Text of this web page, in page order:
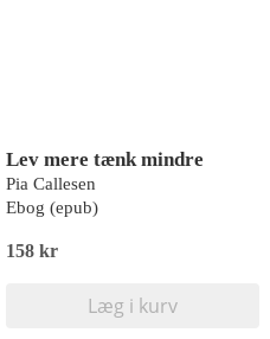
Lev mere tænk mindre
Pia Callesen
Ebog (epub)
158 kr
Læg i kurv